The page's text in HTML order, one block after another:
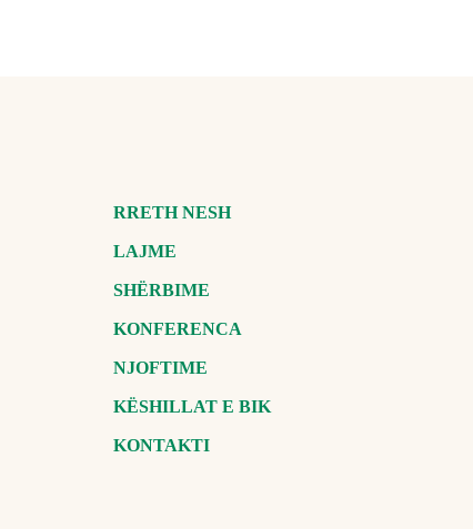
RRETH NESH
LAJME
SHËRBIME
KONFERENCA
NJOFTIME
KËSHILLAT E BIK
KONTAKTI